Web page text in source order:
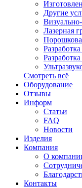
Другие
Лазерная
Смотреть всё
Оборудование
Отзывы
Информ
Статьи
FAQ
Новости
Изделия
Компания
О
Контакты